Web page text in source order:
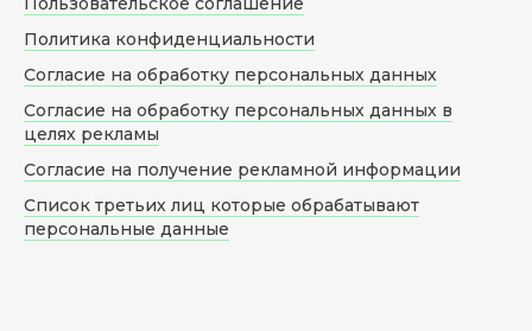
Политика конфиденциальности
Согласие на обработку персональных данных
Согласие на обработку персональных данных в
целях рекламы
Согласие на получение рекламной информации
Список третьих лиц которые обрабатывают
персональные данные